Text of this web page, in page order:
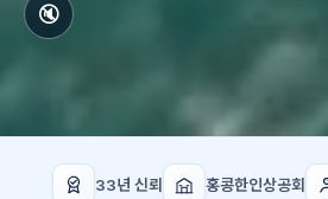
🔇
33년 신뢰 홍콩한인상공회